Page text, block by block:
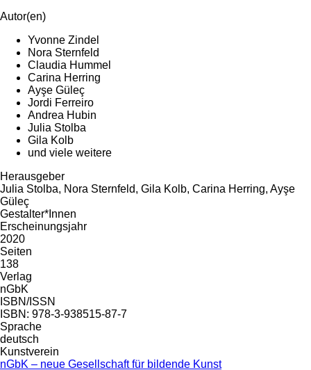
Autor(en)
Yvonne Zindel
Nora Sternfeld
Claudia Hummel
Carina Herring
Ayşe Güleç
Jordi Ferreiro
Andrea Hubin
Julia Stolba
Gila Kolb
und viele weitere
Herausgeber
Julia Stolba, Nora Sternfeld, Gila Kolb, Carina Herring, Ayşe
Güleç
Gestalter*Innen
Erscheinungsjahr
2020
Seiten
138
Verlag
nGbK
ISBN/ISSN
ISBN: 978-3-938515-87-7
Sprache
deutsch
Kunstverein
nGbK – neue Gesellschaft für bildende Kunst